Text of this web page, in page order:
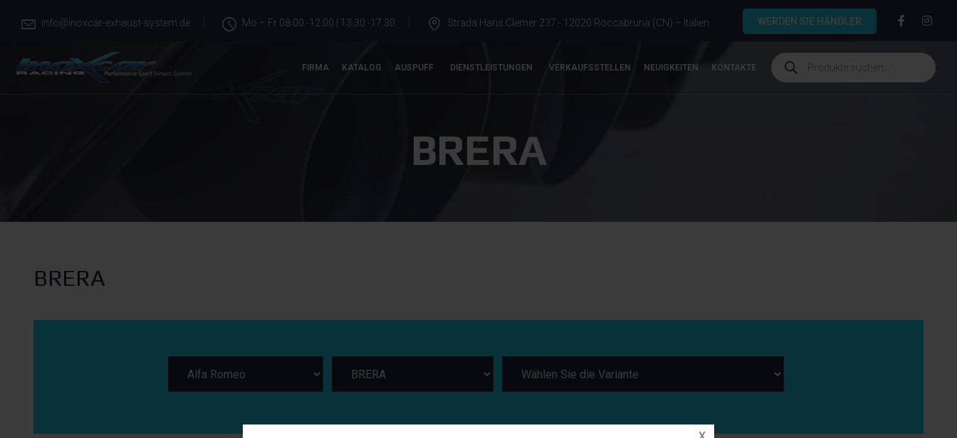
info@inoxcar-exhaust-system.de Mo – Fr 08.00 -12.00 | 13.30 -17.30 Strada Hans Clemer 237 - 12020 Roccabruna (CN) – Italien WERDEN SIE HÄNDLER
FIRMA KATALOG AUSPUFF DIENSTLEISTUNGEN VERKAUFSSTELLEN NEUIGKEITEN KONTAKTE
BRERA
BRERA